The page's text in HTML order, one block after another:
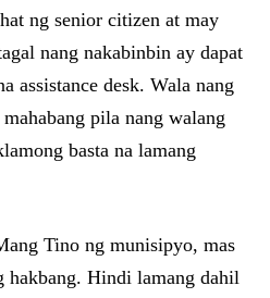
ng senior citizen at may
nang nakabinbin ay dapat
assistance desk. Wala nang
pila nang walang
basta na lamang
Tino ng munisipyo, mas
hakbang. Hindi lamang dahil